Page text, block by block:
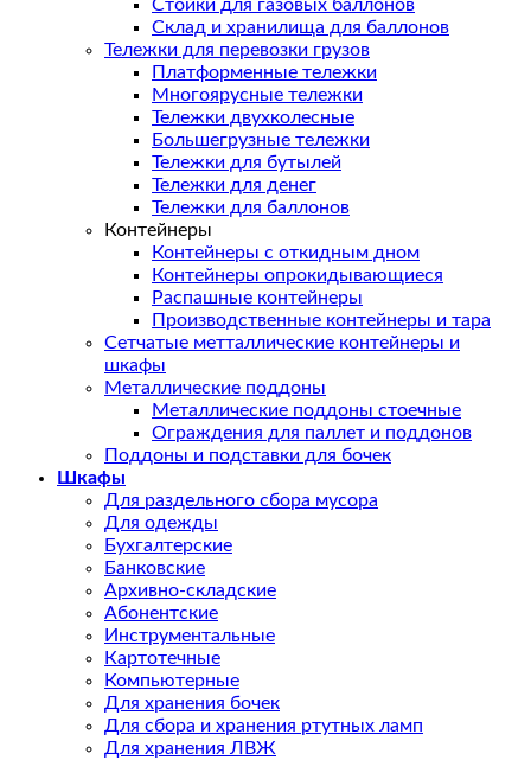
Стойки для газовых баллонов
Склад и хранилища для баллонов
Тележки для перевозки грузов
Платформенные тележки
Многоярусные тележки
Тележки двухколесные
Большегрузные тележки
Тележки для бутылей
Тележки для денег
Тележки для баллонов
Контейнеры
Контейнеры с откидным дном
Контейнеры опрокидывающиеся
Распашные контейнеры
Производственные контейнеры и тара
Сетчатые метталлические контейнеры и
шкафы
Металлические поддоны
Металлические поддоны стоечные
Ограждения для паллет и поддонов
Поддоны и подставки для бочек
Шкафы
Для раздельного сбора мусора
Для одежды
Бухгалтерские
Банковские
Архивно-складские
Абонентские
Инструментальные
Картотечные
Компьютерные
Для хранения бочек
Для сбора и хранения ртутных ламп
Для хранения ЛВЖ